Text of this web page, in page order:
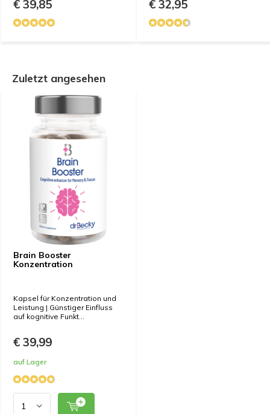
€ 39,85 € 32,95
Zuletzt angesehen
Brain Booster
Konzentration
Kapsel für Konzentration und
Leistung | Günstiger Einfluss
auf kognitive Funkt...
€ 39,99
auf Lager